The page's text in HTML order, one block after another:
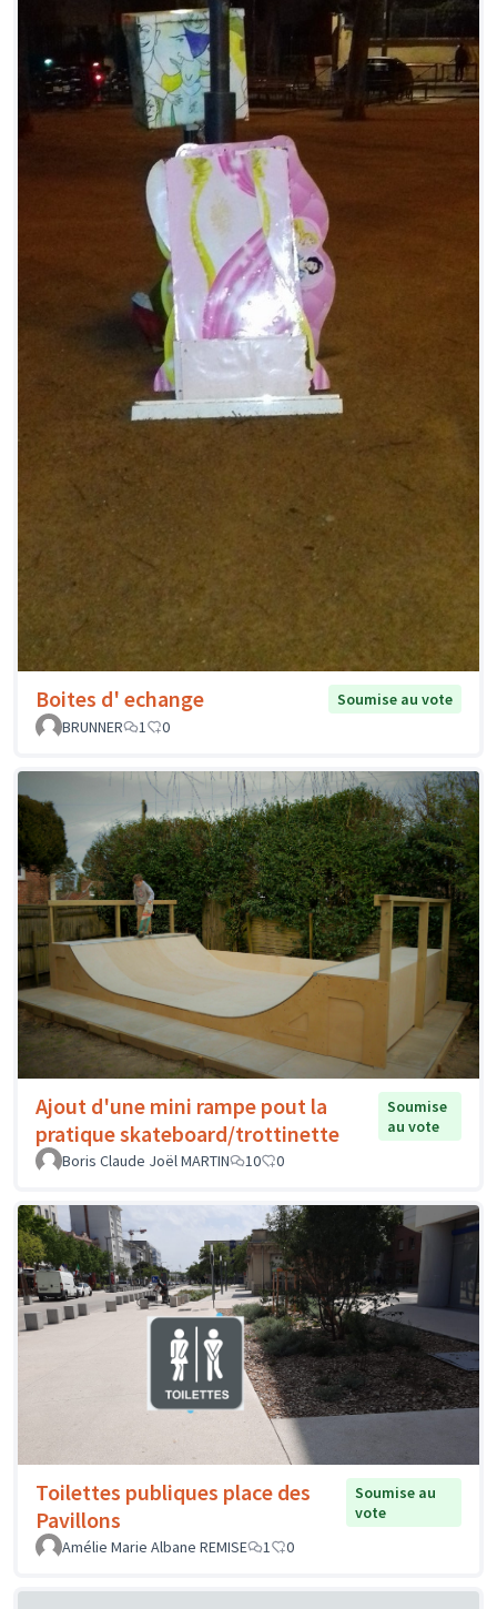
Boites d' echange
Soumise au vote
BRUNNER
1 0
Ajout d'une mini rampe pout la
pratique skateboard/trottinette
Soumise
au vote
Boris Claude Joël MARTIN
10 0
Toilettes publiques place des
Pavillons
Soumise au
vote
Amélie Marie Albane REMISE
1 0